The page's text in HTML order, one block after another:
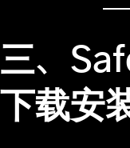
三、
下载安